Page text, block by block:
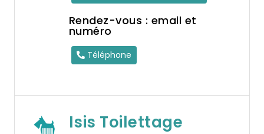
Rendez-vous : email et
numéro
Téléphone
Isis Toilettage